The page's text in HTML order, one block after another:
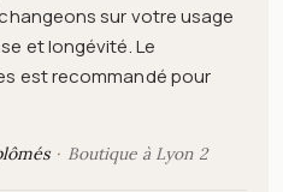
sur votre usage
et longévité. Le
est recommandé pour
Boutique à Lyon 2